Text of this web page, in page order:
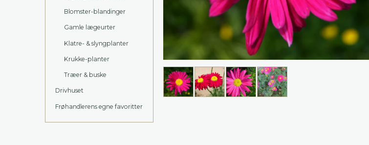
Blomster-blandinger
Gamle lægeurter
Klatre- & slyngplanter
Krukke-planter
Træer & buske
Drivhuset
Frøhandlerens egne favoritter